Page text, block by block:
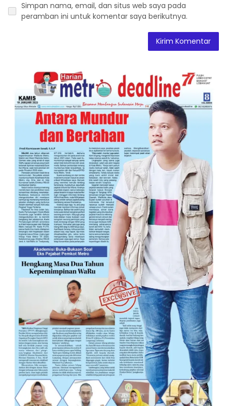
Simpan nama, email, dan situs web saya pada
peramban ini untuk komentar saya berikutnya.